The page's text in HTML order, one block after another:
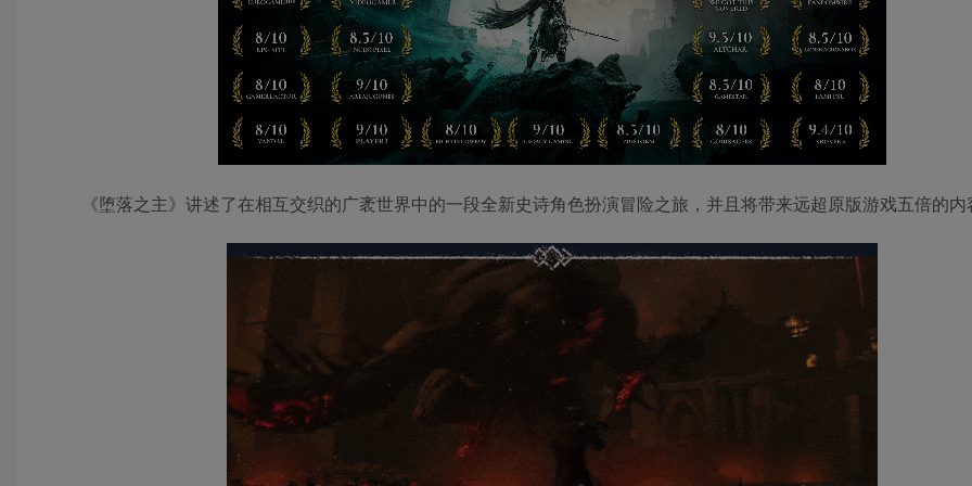
《堕落之主》讲述了在相互交织的广袤世界中的一段全新史诗角色扮演冒险之旅，并且将带来远超原版游戏五倍的内